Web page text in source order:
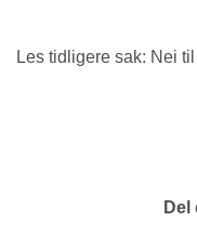
Les tidligere sak: Nei
Del